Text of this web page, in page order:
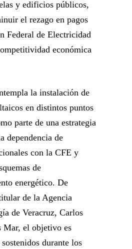
y edificios públicos,
el rezago en pagos
Federal de Electricidad
económica
la instalación de
en distintos puntos
parte de una estrategia
dependencia de
con la CFE y
de
energético. De
de la Agencia
de Veracruz, Carlos
Mar, el objetivo es
durante los